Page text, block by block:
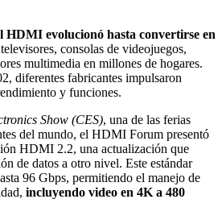
HDMI evolucionó hasta convertirse en
consolas de videojuegos,
multimedia en millones de hogares.
diferentes fabricantes impulsaron
y funciones.
Show (CES), una de las ferias
del mundo, el HDMI Forum presentó
HDMI 2.2, una actualización que
de datos a otro nivel. Este estándar
96 Gbps, permitiendo el manejo de
incluyendo video en 4K a 480